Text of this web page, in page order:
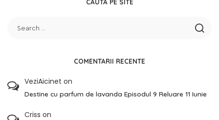
COMENTARII RECENTE
VeziAicinet on
Destine cu parfum de lavanda Episodul 9 Reluare 11 Iunie
Criss on